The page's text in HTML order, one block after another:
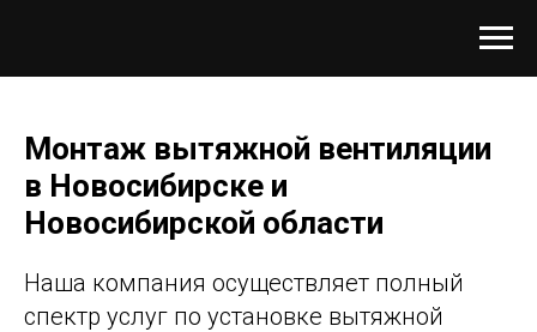
Монтаж вытяжной вентиляции
в Новосибирске и
Новосибирской области
Наша компания осуществляет полный
спектр услуг по установке вытяжной